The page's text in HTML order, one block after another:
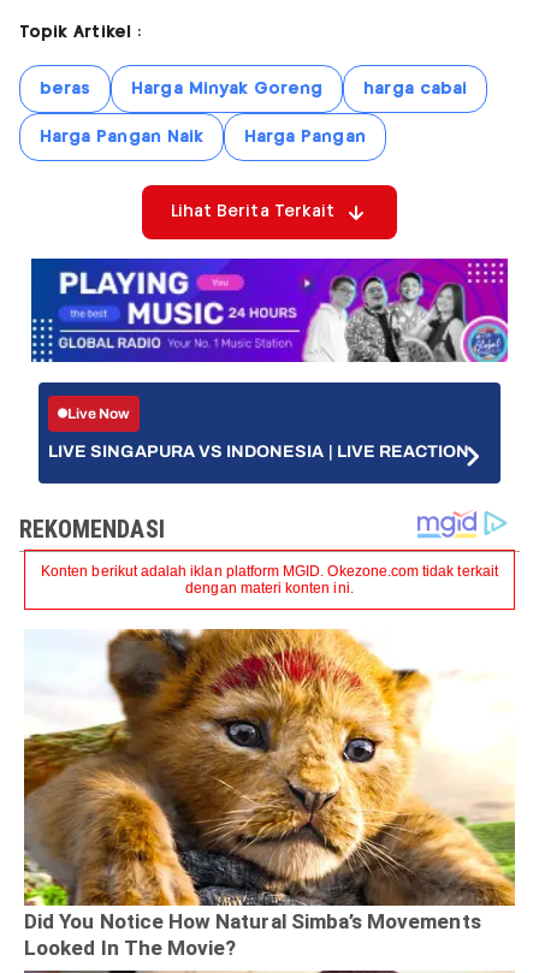
Topik Artikel :
beras Harga Minyak Goreng harga cabai
Harga Pangan Naik Harga Pangan
Lihat Berita Terkait
Live Now
LIVE SINGAPURA VS INDONESIA | LIVE REACTION